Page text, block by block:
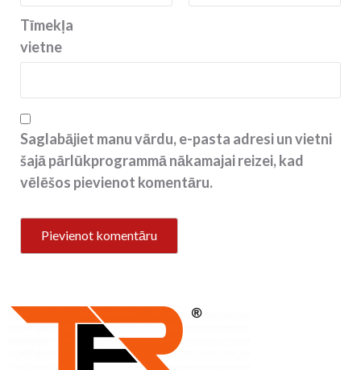
Tīmekļa
vietne
Saglabājiet manu vārdu, e-pasta adresi un vietni
šajā pārlūkprogrammā nākamajai reizei, kad
vēlēšos pievienot komentāru.